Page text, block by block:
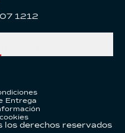
1212
Entrega
los derechos reservados